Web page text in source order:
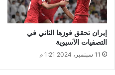
إيران تحقق فوزها الثاني في
التصفيات الآسيوية
11 سبتمبر، 2024 1:21 م